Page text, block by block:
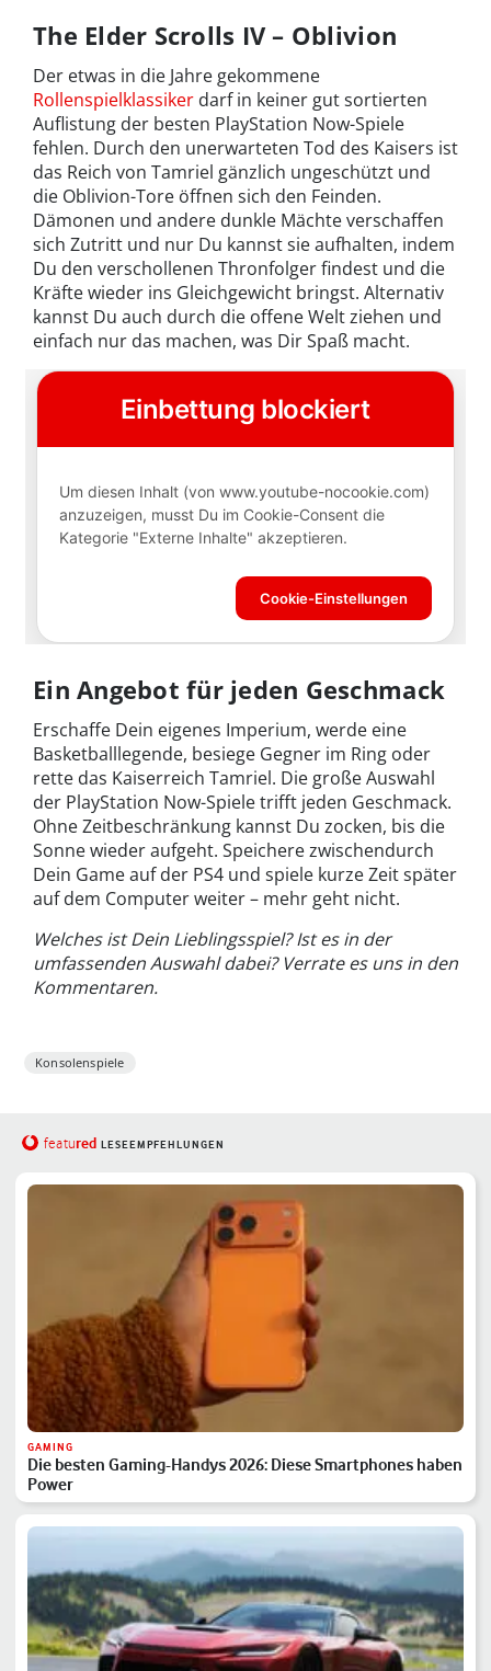
The Elder Scrolls IV – Oblivion
Der etwas in die Jahre gekommene
Rollenspielklassiker darf in keiner gut sortierten
Auflistung der besten PlayStation Now-Spiele
fehlen. Durch den unerwarteten Tod des Kaisers ist
das Reich von Tamriel gänzlich ungeschützt und
die Oblivion-Tore öffnen sich den Feinden.
Dämonen und andere dunkle Mächte verschaffen
sich Zutritt und nur Du kannst sie aufhalten, indem
Du den verschollenen Thronfolger findest und die
Kräfte wieder ins Gleichgewicht bringst. Alternativ
kannst Du auch durch die offene Welt ziehen und
einfach nur das machen, was Dir Spaß macht.
Ein Angebot für jeden Geschmack
Erschaffe Dein eigenes Imperium, werde eine
Basketballlegende, besiege Gegner im Ring oder
rette das Kaiserreich Tamriel. Die große Auswahl
der PlayStation Now-Spiele trifft jeden Geschmack.
Ohne Zeitbeschränkung kannst Du zocken, bis die
Sonne wieder aufgeht. Speichere zwischendurch
Dein Game auf der PS4 und spiele kurze Zeit später
auf dem Computer weiter – mehr geht nicht.
Welches ist Dein Lieblingsspiel? Ist es in der
umfassenden Auswahl dabei? Verrate es uns in den
Kommentaren.
Konsolenspiele
featured LESEEMPFEHLUNGEN
GAMING
Die besten Gaming-Handys 2026: Diese Smartphones haben
Power